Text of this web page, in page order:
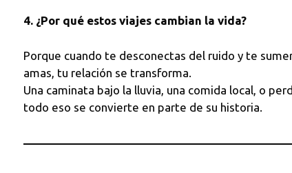
4. ¿Por qué estos viajes cambian la vida?
Porque cuando te desconectas del ruido y te
amas, tu relación se transforma.
Una caminata bajo la lluvia, una comida local, o
todo eso se convierte en parte de su historia.